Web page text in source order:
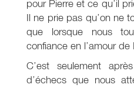
pour Pierre et ce qu’il
Il ne prie pas qu’on ne
que lorsque nous
confiance en l’amour de
C’est seulement
d’échecs que nous